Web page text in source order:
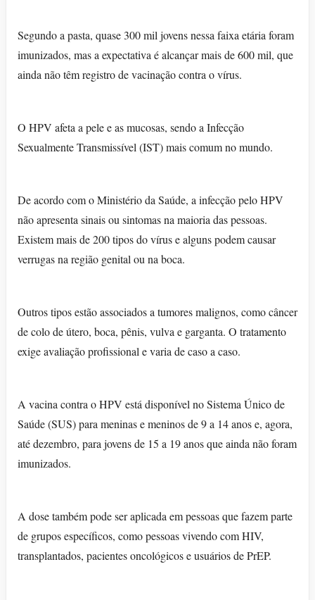
Segundo a pasta, quase 300 mil jovens nessa faixa etária foram
imunizados, mas a expectativa é alcançar mais de 600 mil, que
ainda não têm registro de vacinação contra o vírus.
O HPV afeta a pele e as mucosas, sendo a Infecção
Sexualmente Transmissível (IST) mais comum no mundo.
De acordo com o Ministério da Saúde, a infecção pelo HPV
não apresenta sinais ou sintomas na maioria das pessoas.
Existem mais de 200 tipos do vírus e alguns podem causar
verrugas na região genital ou na boca.
Outros tipos estão associados a tumores malignos, como câncer
de colo de útero, boca, pênis, vulva e garganta. O tratamento
exige avaliação profissional e varia de caso a caso.
A vacina contra o HPV está disponível no Sistema Único de
Saúde (SUS) para meninas e meninos de 9 a 14 anos e, agora,
até dezembro, para jovens de 15 a 19 anos que ainda não foram
imunizados.
A dose também pode ser aplicada em pessoas que fazem parte
de grupos específicos, como pessoas vivendo com HIV,
transplantados, pacientes oncológicos e usuários de PrEP.